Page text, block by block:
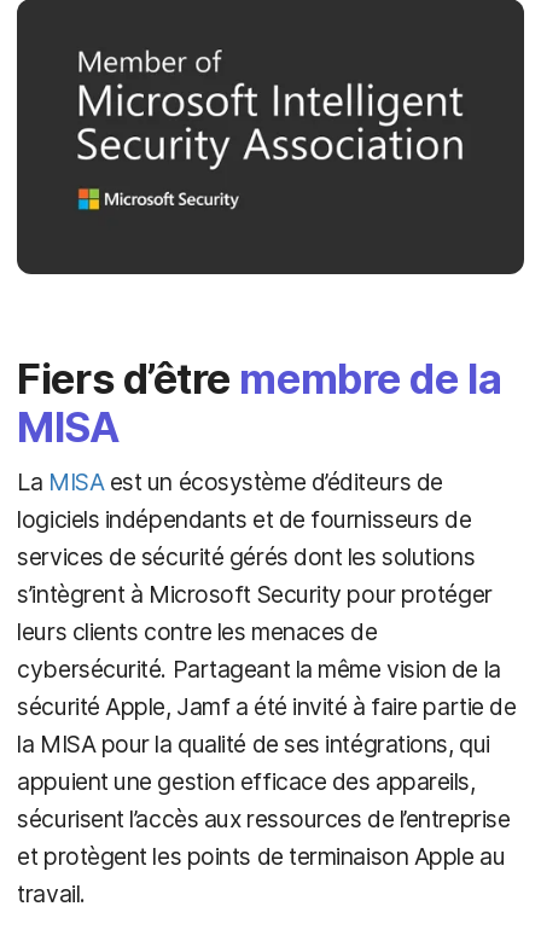
Fiers d’être membre de la
MISA
La MISAest un écosystème d’éditeurs de
logiciels indépendants et de fournisseurs de
services de sécurité gérés dont les solutions
s’intègrent à Microsoft Security pour protéger
leurs clients contre les menaces de
cybersécurité. Partageant la même vision de la
sécurité Apple, Jamf a été invité à faire partie de
la MISA pour la qualité de ses intégrations, qui
appuient une gestion efficace des appareils,
sécurisent l’accès aux ressources de l’entreprise
et protègent les points de terminaison Apple au
travail.